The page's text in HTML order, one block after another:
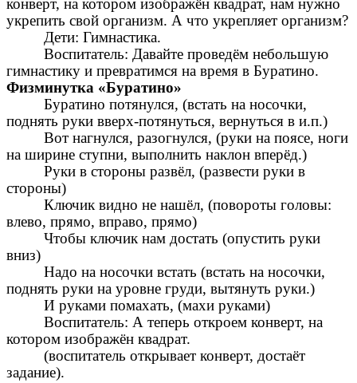
конверт, на котором изображён квадрат, нам нужно
укрепить свой организм. А что укрепляет организм?
Дети: Гимнастика.
Воспитатель: Давайте проведём небольшую
гимнастику и превратимся на время в Буратино.
Физминутка «Буратино»
Буратино потянулся, (встать на носочки,
поднять руки вверх-потянуться, вернуться в и.п.)
Вот нагнулся, разогнулся, (руки на поясе, ноги
на ширине ступни, выполнить наклон вперёд.)
Руки в стороны развёл, (развести руки в
стороны)
Ключик видно не нашёл, (повороты головы:
влево, прямо, вправо, прямо)
Чтобы ключик нам достать (опустить руки
вниз)
Надо на носочки встать (встать на носочки,
поднять руки на уровне груди, вытянуть руки.)
И руками помахать, (махи руками)
Воспитатель: А теперь откроем конверт, на
котором изображён квадрат.
(воспитатель открывает конверт, достаёт
задание).